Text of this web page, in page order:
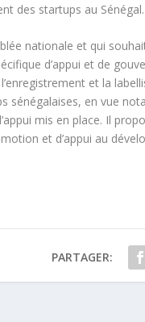
des startups au Sénégal.
nationale et qui
d’appui et de
et la
sénégalaises, en vue
mis en place. Il
et d’appui au
PARTAGER: